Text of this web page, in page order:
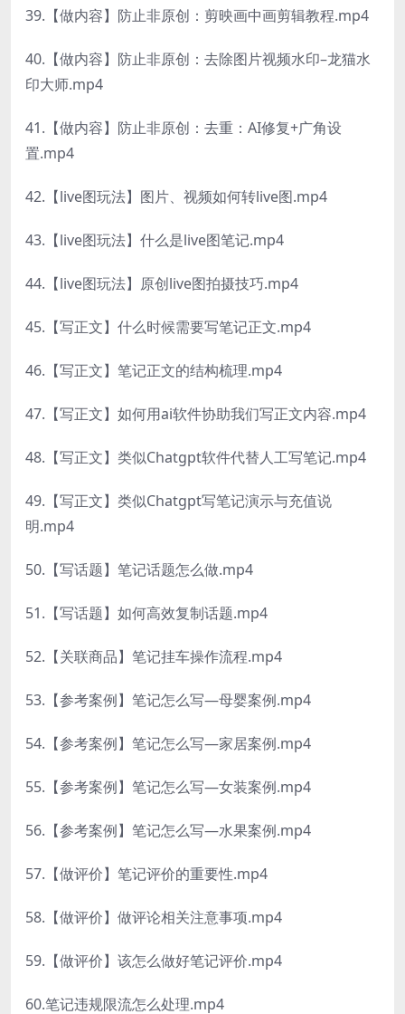
39.【做内容】防止非原创：剪映画中画剪辑教程.mp4
40.【做内容】防止非原创：去除图片视频水印–龙猫水
印大师.mp4
41.【做内容】防止非原创：去重：AI修复+广角设
置.mp4
42.【live图玩法】图片、视频如何转live图.mp4
43.【live图玩法】什么是live图笔记.mp4
44.【live图玩法】原创live图拍摄技巧.mp4
45.【写正文】什么时候需要写笔记正文.mp4
46.【写正文】笔记正文的结构梳理.mp4
47.【写正文】如何用ai软件协助我们写正文内容.mp4
48.【写正文】类似Chatgpt软件代替人工写笔记.mp4
49.【写正文】类似Chatgpt写笔记演示与充值说
明.mp4
50.【写话题】笔记话题怎么做.mp4
51.【写话题】如何高效复制话题.mp4
52.【关联商品】笔记挂车操作流程.mp4
53.【参考案例】笔记怎么写—母婴案例.mp4
54.【参考案例】笔记怎么写—家居案例.mp4
55.【参考案例】笔记怎么写—女装案例.mp4
56.【参考案例】笔记怎么写—水果案例.mp4
57.【做评价】笔记评价的重要性.mp4
58.【做评价】做评论相关注意事项.mp4
59.【做评价】该怎么做好笔记评价.mp4
60.笔记违规限流怎么处理.mp4